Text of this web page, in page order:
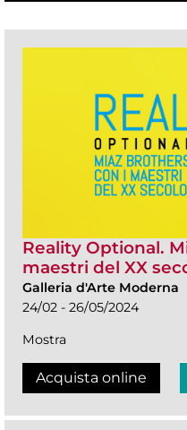
Reality Optional.
maestri del XX
Galleria d'Arte Moderna
24/02 - 26/05/2024
Mostra
Acquista online